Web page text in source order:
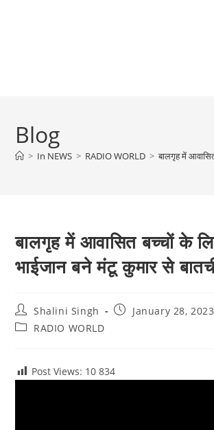
Blog
> In NEWS > RADIO WORLD > बालगृह में
बालगृह में आवासित बच्चों के
भाईजान बने मंटू कुमार से
Post
author:
Shalini Singh
PostJanuary 28, 2023
PostRADIO WORLD
Post Views: 10 834